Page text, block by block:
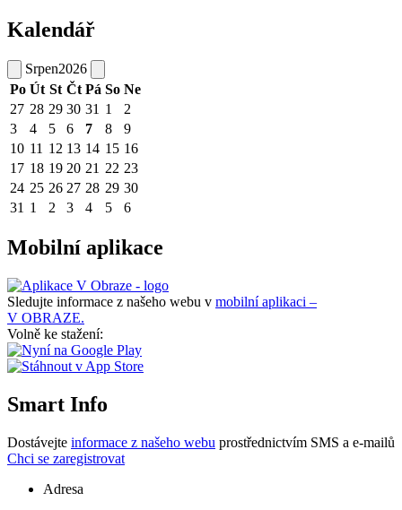
Kalendář
Srpen2026
Po Út St Čt Pá So Ne
27 28 29 30 31 1
2
3
4 5 6 7 8
9
10 11 12 13 14 15 16
17 18 19 20 21 22 23
24 25 26 27 28 29 30
31 1 2 3 4 5 6
Mobilní aplikace
Sledujte informace z našeho webu v mobilní aplikaci –
V OBRAZE.
Volně ke stažení:
Smart Info
Dostávejte informace z našeho webu prostřednictvím SMS a e-mailů
Chci se zaregistrovat
Adresa